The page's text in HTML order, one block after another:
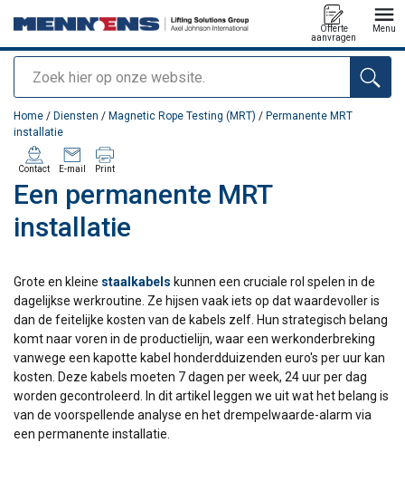
Zoeken
Offerte
aanvragen
Menu
toegevoegd aan uw offerte
Home / Diensten / Magnetic Rope Testing (MRT) / Permanente MRT
installatie
Een permanente MRT
installatie
Contact E-mail Print
Grote en kleine staalkabels kunnen een cruciale rol spelen in de
dagelijkse werkroutine. Ze hijsen vaak iets op dat waardevoller is
dan de feitelijke kosten van de kabels zelf. Hun strategisch belang
komt naar voren in de productielijn, waar een werkonderbreking
vanwege een kapotte kabel honderdduizenden euro's per uur kan
kosten. Deze kabels moeten 7 dagen per week, 24 uur per dag
worden gecontroleerd. In dit artikel leggen we uit wat het belang is
van de voorspellende analyse en het drempelwaarde-alarm via
een permanente installatie.